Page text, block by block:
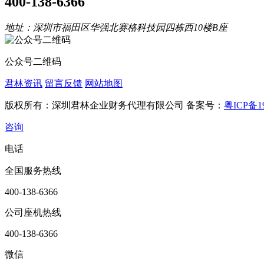
地址：深圳市福田区华强北赛格科技园四栋西10楼B座
公众号二维码
君林资讯 留言反馈 网站地图
版权所有：深圳君林企业财务代理有限公司 备案号： 粤ICP备
咨询
电话
全国服务热线
400-138-6366
公司座机热线
400-138-6366
微信